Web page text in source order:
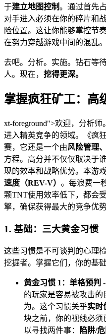
于建立地图控制。通过首先
对手进入必须在你的碎片和
险位置。这让你能够掌控节
在努力穿越游戏中间的混乱。
去吧。分析。实施。钻石等
人。现在， 挖得更深。
掌握疯狂矿工：高
xt-foreground">欢迎，分析
进入精英竞争的领域。《疯
赛，它还是一个由风险管理
方程。高分并不仅仅取决于
现的效率和战略优势。本游
速度（REV-V） 。每浪费一
颗TNT使用效率低下，都会
擎，确保获得最大的竞争优势
1. 基础：三大黄金习惯
这些习惯是不可谈判的心理
挖掘者。掌握它们，你的基
黄金习惯 1：单格预判
的玩家是容易被攻击
为。这个习惯关乎实时
块之前，你的视线必须
以寻找两件事：
陷阱/